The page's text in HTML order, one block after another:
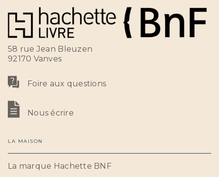
58 rue Jean Bleuzen
92170 Vanves
Foire aux questions
Nous écrire
LA MAISON
La marque Hachette BNF